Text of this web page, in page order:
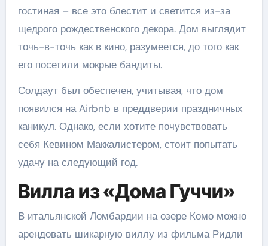
гостиная – все это блестит и светится из-за
щедрого рождественского декора. Дом выглядит
точь-в-точь как в кино, разумеется, до того как
его посетили мокрые бандиты.
Солдаут был обеспечен, учитывая, что дом
появился на Airbnb в преддверии праздничных
каникул. Однако, если хотите почувствовать
себя Кевином Маккалистером, стоит попытать
удачу на следующий год.
Вилла из «Дома Гуччи»
В итальянской Ломбардии на озере Комо можно
арендовать шикарную виллу из фильма Ридли